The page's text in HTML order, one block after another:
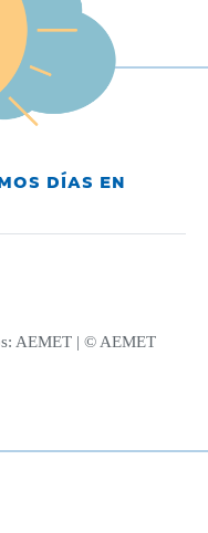
DÍAS EN
AEMET | © AEMET